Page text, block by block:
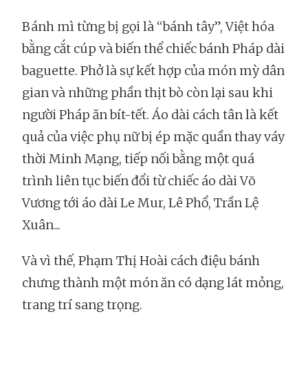
Bánh mì từng bị gọi là “bánh tây”, Việt hóa
bằng cắt cúp và biến thể chiếc bánh Pháp dài
baguette. Phở là sự kết hợp của món mỳ dân
gian và những phần thịt bò còn lại sau khi
người Pháp ăn bít-tết. Áo dài cách tân là kết
quả của việc phụ nữ bị ép mặc quần thay váy
thời Minh Mạng, tiếp nối bằng một quá
trình liên tục biến đổi từ chiếc áo dài Võ
Vương tới áo dài Le Mur, Lê Phổ, Trần Lệ
Xuân...
Và vì thế, Phạm Thị Hoài cách điệu bánh
chưng thành một món ăn có dạng lát mỏng,
trang trí sang trọng.